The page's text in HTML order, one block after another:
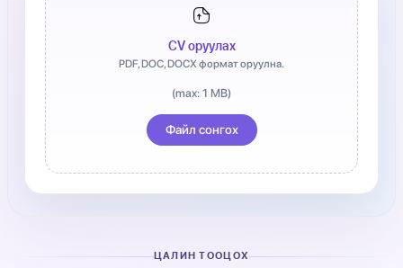
CV оруулах
PDF, DOC, DOCX формат оруулна.
(max: 1 MB)
Файл сонгох
ЦАЛИН ТООЦОХ